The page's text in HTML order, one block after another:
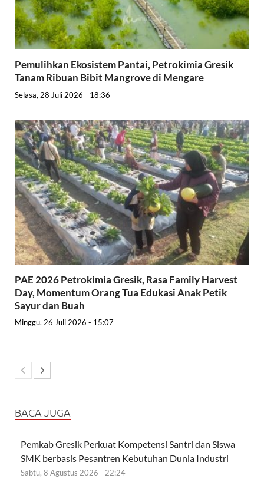
Pemulihkan Ekosistem Pantai, Petrokimia Gresik
Tanam Ribuan Bibit Mangrove di Mengare
Selasa, 28 Juli 2026 - 18:36
PAE 2026 Petrokimia Gresik, Rasa Family Harvest
Day, Momentum Orang Tua Edukasi Anak Petik
Sayur dan Buah
Minggu, 26 Juli 2026 - 15:07
BACA JUGA
Pemkab Gresik Perkuat Kompetensi Santri dan Siswa
SMK berbasis Pesantren Kebutuhan Dunia Industri
Sabtu, 8 Agustus 2026 - 22:24